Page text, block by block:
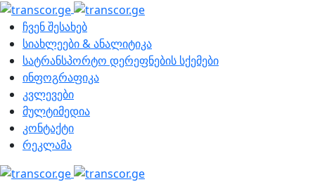
ჩვენ შესახებ
სიახლეები & ანალიტიკა
სატრანსპორტო დერეფნების სქემები
ინფოგრაფიკა
კვლევები
მულტიმედია
კონტაქტი
რეკლამა